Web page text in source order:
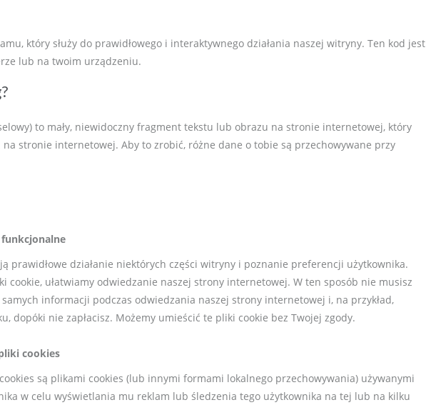
który służy do prawidłowego i interaktywnego działania naszej witryny. Ten kod jest
lub na twoim urządzeniu.
to mały, niewidoczny fragment tekstu lub obrazu na stronie internetowej, który
stronie internetowej. Aby to zrobić, różne dane o tobie są przechowywane przy
funkcjonalne
prawidłowe działanie niektórych części witryny i poznanie preferencji użytkownika.
cookie, ułatwiamy odwiedzanie naszej strony internetowej. W ten sposób nie musisz
informacji podczas odwiedzania naszej strony internetowej i, na przykład,
dopóki nie zapłacisz. Możemy umieścić te pliki cookie bez Twojej zgody.
cookies
są plikami cookies (lub innymi formami lokalnego przechowywania) używanymi
w celu wyświetlania mu reklam lub śledzenia tego użytkownika na tej lub na kilku